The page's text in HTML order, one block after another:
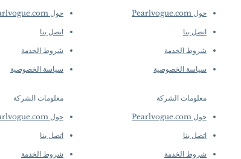
حول Pearlvogue.com
اتصل بنا
شروط الخدمة
سياسة الخصوصية
معلومات الشركة
حول Pearlvogue.com
اتصل بنا
شروط الخدمة
حول Pearlvogue.com
اتصل بنا
شروط الخدمة
سياسة الخصوصية
معلومات الشركة
حول Pearlvogue.com
اتصل بنا
شروط الخدمة